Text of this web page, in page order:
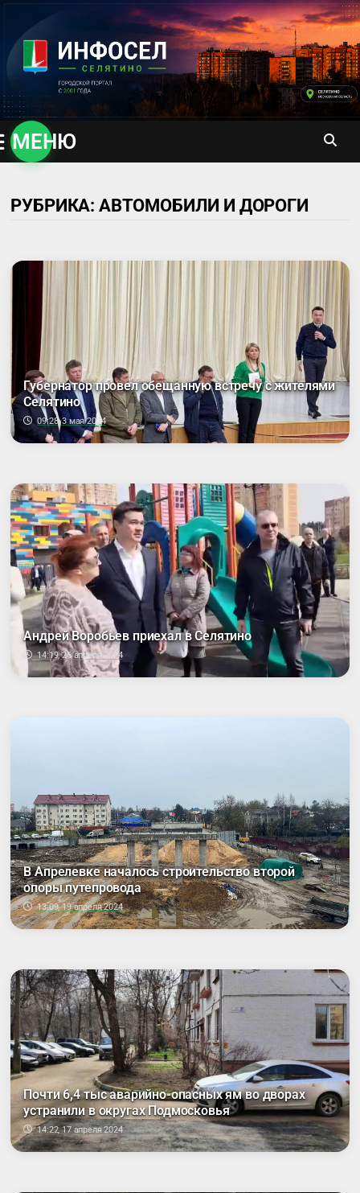
содержимому
МЕНЮ
РУБРИКА: АВТОМОБИЛИ И ДОРОГИ
Губернатор провел обещанную встречу с жителями
Селятино
09:28, 3 мая 2024
Андрей Воробьев приехал в Селятино
14:19, 26 апреля 2024
В Апрелевке началось строительство второй
опоры путепровода
13:09, 19 апреля 2024
Почти 6,4 тыс аварийно-опасных ям во дворах
устранили в округах Подмосковья
14:22, 17 апреля 2024